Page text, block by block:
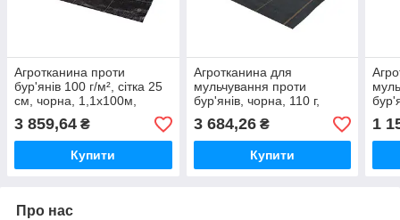
Агротканина проти
бур'янів 100 г/м², сітка 25
см, чорна, 1,1х100м,
ATGDBK10011100
3 859,64 ₴
Купити
Агротканина для
мульчування проти
бур'янів, чорна, 110 г,
0,8х100 м, ATBK11008100
Польща
3 684,26₴
Купити
м2
1
Про нас